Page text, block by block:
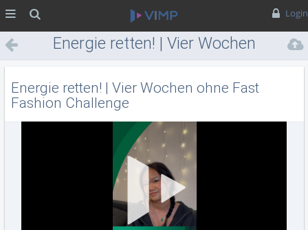
Login
Energie retten! | Vier Wochen
ohne Fast Fashion Challenge
Energie retten! | Vier Wochen ohne Fast
Fashion Challenge